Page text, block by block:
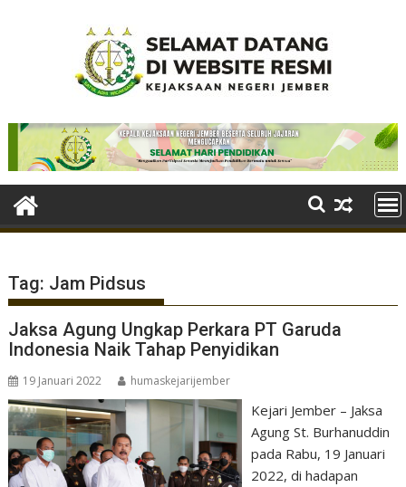
Tag: Jam Pidsus
Jaksa Agung Ungkap Perkara PT Garuda
Indonesia Naik Tahap Penyidikan
19 Januari 2022 humaskejarijember
Kejari Jember – Jaksa
Agung St. Burhanuddin
pada Rabu, 19 Januari
2022, di hadapan